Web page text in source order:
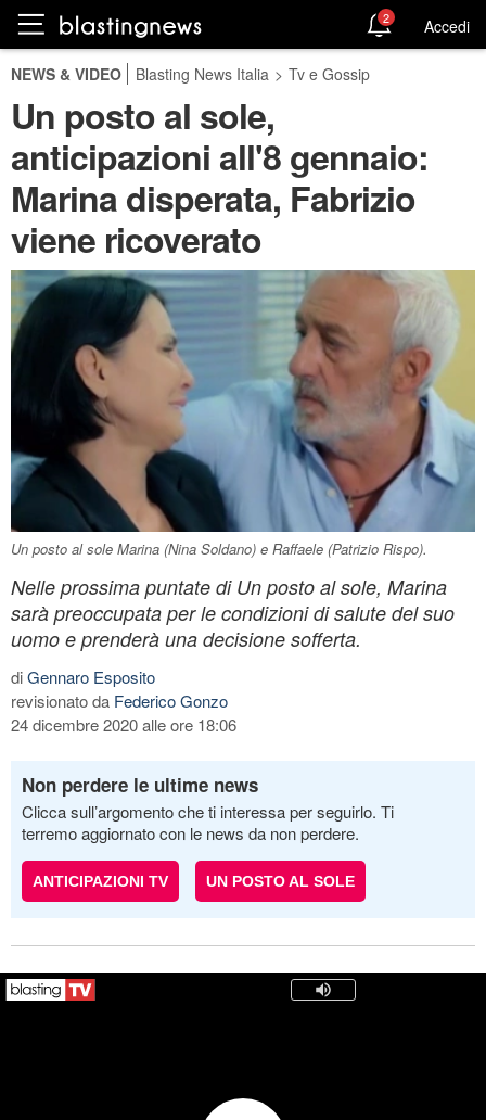
2 Accedi
NEWS & VIDEO Blasting News Italia > Tv e Gossip
Un posto al sole,
anticipazioni all'8 gennaio:
Marina disperata, Fabrizio
viene ricoverato
Un posto al sole Marina (Nina Soldano) e Raffaele (Patrizio Rispo).
Nelle prossima puntate di Un posto al sole, Marina
sarà preoccupata per le condizioni di salute del suo
uomo e prenderà una decisione sofferta.
diGennaro Esposito
revisionato da Federico Gonzo
24 dicembre 2020 alle ore 18:06
Non perdere le ultime news
Clicca sull’argomento che ti interessa per seguirlo. Ti
terremo aggiornato con le news da non perdere.
ANTICIPAZIONI TV UN POSTO AL SOLE